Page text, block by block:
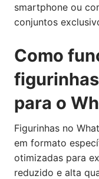
smartphone ou
conjuntos
Como
para o
Figurinhas no
em formato
otimizadas para
reduzido e alta